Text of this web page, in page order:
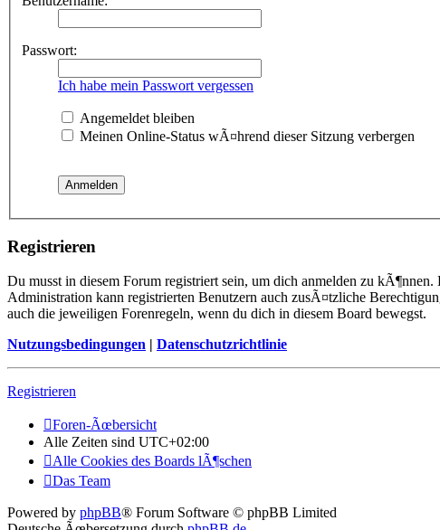
Passwort:
Ich habe mein Passwort vergessen
Angemeldet bleiben
Meinen Online-Status wÃ¤hrend dieser Sitzung verbergen
Registrieren
Du musst in diesem Forum registriert sein, um dich anmelden zu
Administration kann registrierten Benutzern auch zusÃ¤tzliche
auch die jeweiligen Forenregeln, wenn du dich in diesem Board bewegst.
Nutzungsbedingungen | Datenschutzrichtlinie
Registrieren
Foren-Ãœbersicht
Alle Zeiten sind UTC+02:00
Alle Cookies des Boards lÃ¶schen
Das Team
Powered by phpBB® Forum Software © phpBB Limited